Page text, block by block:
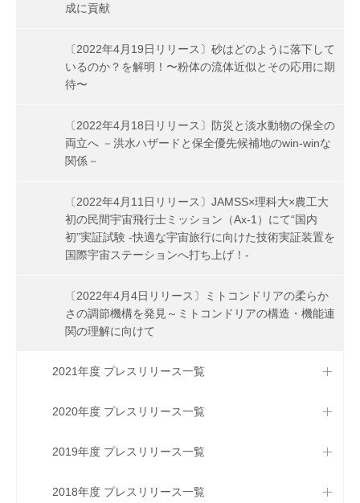
成に貢献
〔2022年4月19日リリース〕砂はどのように落下して
いるのか？を解明！〜粉体の流体近似とその応用に期
待〜
〔2022年4月18日リリース〕防災と淡水動物の保全の
両立へ －洪水ハザードと保全優先候補地のwin-winな
関係－
〔2022年4月11日リリース〕JAMSS×理科大×農工大
初の民間宇宙飛行士ミッション（Ax-1）にて“国内
初”実証試験 -快適な宇宙旅行に向けた技術実証装置を
国際宇宙ステーションへ打ち上げ！-
〔2022年4月4日リリース〕ミトコンドリアの柔らか
さの調節機構を発見～ミトコンドリアの構造・機能連
関の理解に向けて
2021年度 プレスリリース一覧
2020年度 プレスリリース一覧
2019年度 プレスリリース一覧
2018年度 プレスリリース一覧